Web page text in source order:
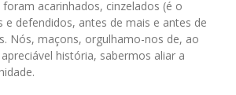
acarinhados, cinzelados (é o
e defendidos, antes de mais e antes de
Nós, maçons, orgulhamo-nos de, ao
história, sabermos aliar a